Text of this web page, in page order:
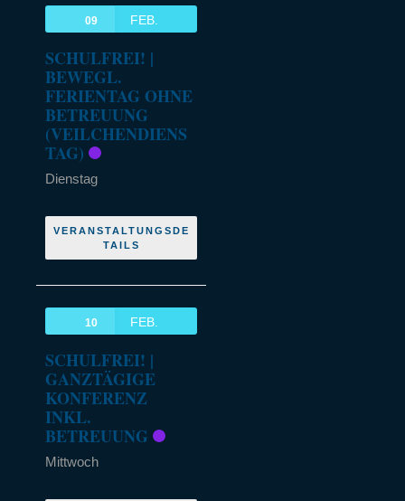
09 FEB.
SCHULFREI! |
BEWEGL.
FERIENTAG OHNE
BETREUUNG
(VEILCHENDIENS
TAG)
Dienstag
VERANSTALTUNGSDE
TAILS
10 FEB.
SCHULFREI! |
GANZTÄGIGE
KONFERENZ
INKL.
BETREUUNG
Mittwoch